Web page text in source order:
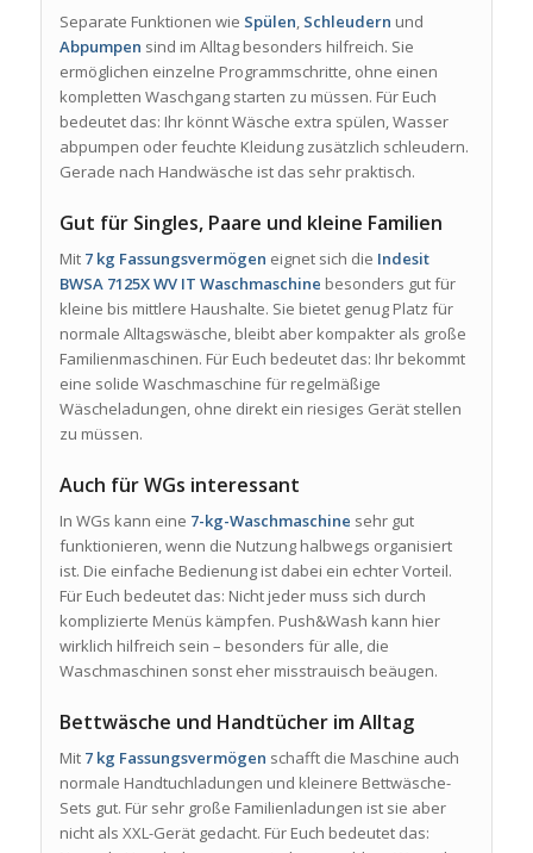
Separate Funktionen wie Spülen, Schleudern und
Abpumpen sind im Alltag besonders hilfreich. Sie
ermöglichen einzelne Programmschritte, ohne einen
kompletten Waschgang starten zu müssen. Für Euch
bedeutet das: Ihr könnt Wäsche extra spülen, Wasser
abpumpen oder feuchte Kleidung zusätzlich schleudern.
Gerade nach Handwäsche ist das sehr praktisch.
Gut für Singles, Paare und kleine Familien
Mit 7 kg Fassungsvermögen eignet sich die Indesit
BWSA 7125X WV IT Waschmaschine besonders gut für
kleine bis mittlere Haushalte. Sie bietet genug Platz für
normale Alltagswäsche, bleibt aber kompakter als große
Familienmaschinen. Für Euch bedeutet das: Ihr bekommt
eine solide Waschmaschine für regelmäßige
Wäscheladungen, ohne direkt ein riesiges Gerät stellen
zu müssen.
Auch für WGs interessant
In WGs kann eine 7-kg-Waschmaschine sehr gut
funktionieren, wenn die Nutzung halbwegs organisiert
ist. Die einfache Bedienung ist dabei ein echter Vorteil.
Für Euch bedeutet das: Nicht jeder muss sich durch
komplizierte Menüs kämpfen. Push&Wash kann hier
wirklich hilfreich sein – besonders für alle, die
Waschmaschinen sonst eher misstrauisch beäugen.
Bettwäsche und Handtücher im Alltag
Mit 7 kg Fassungsvermögen schafft die Maschine auch
normale Handtuchladungen und kleinere Bettwäsche-
Sets gut. Für sehr große Familienladungen ist sie aber
nicht als XXL-Gerät gedacht. Für Euch bedeutet das: